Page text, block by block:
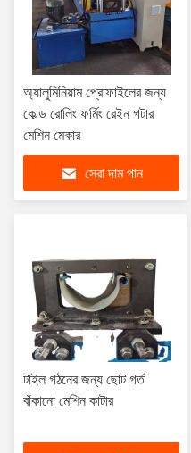
অ্যালুমিনিয়াম প্রোফাইলের জন্য
কোল্ড রোলিং ফর্মিং রেইন গটার
মেশিন মেকার
সেরা দাম পান
টাইল গঠনের জন্য ছোট গর্ত
বাঁকানো মেশিন কাটার